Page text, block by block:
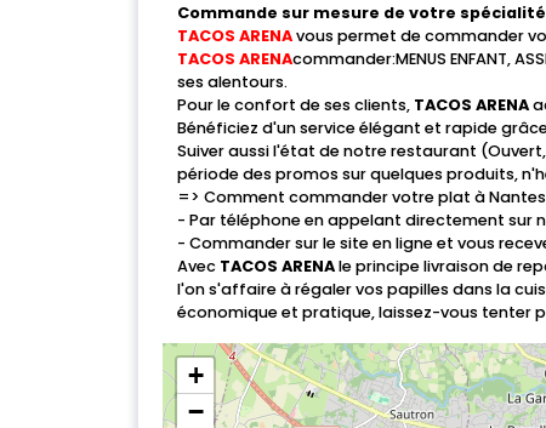
Programme De Fidélité
Mon Compte
Notre Restaurant
Zones de Livraison
Commande sur mesure de votre
TACOS ARENAvous permet de commander
TACOS ARENAcommander:MENUS ENFANT,
ses alentours.
Pour le confort de ses clients, TACOS ARENA
Bénéficiez d'un service élégant et rapide
Suiver aussi l'état de notre restaurant
période des promos sur quelques produits,
=> Comment commander votre plat à Nantes
- Par téléphone en appelant directement sur
- Commander sur le site en ligne et vous
Avec TACOS ARENAle principe livraison de
l'on s'affaire à régaler vos papilles dans la
économique et pratique, laissez-vous tenter
+
−